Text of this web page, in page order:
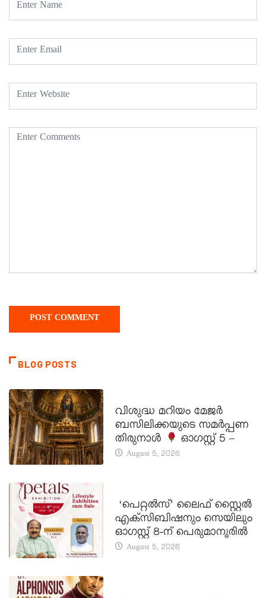
BLOG POSTS
വിശുദ്ധ മറിയം മേജർ
ബസിലിക്കയുടെ സമർപ്പണ
തിരുനാൾ
ഓഗസ്റ്റ് 5 –
August 5, 2026
‘പെറ്റൽസ്’ ലൈഫ് സ്റ്റൈൽ
എക്സിബിഷനും സെയിലും
ഓഗസ്റ്റ് 8-ന് പെരുമാനൂരിൽ
August 5, 2026